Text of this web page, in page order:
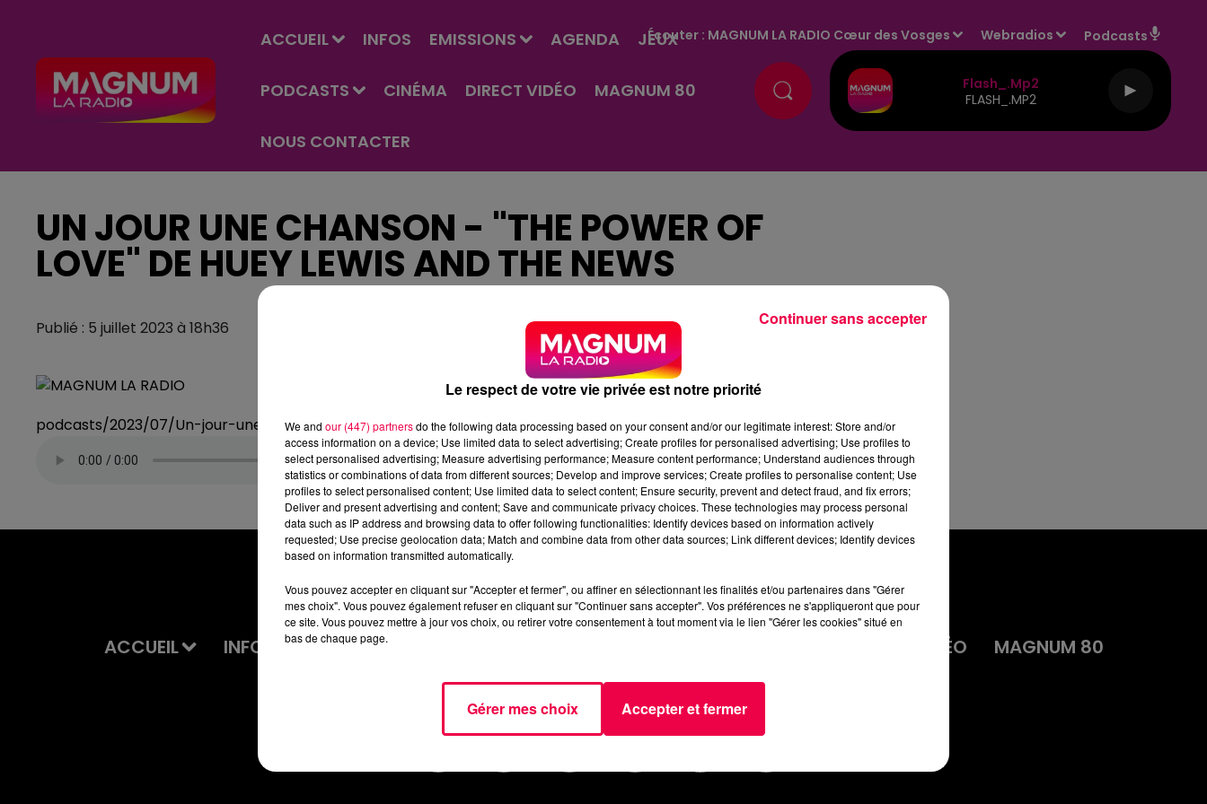
ACCUEIL INFOS EMISSIONS AGENDA JEUX
PODCASTS CINÉMA DIRECT VIDÉO MAGNUM 80
NOUS CONTACTER
Écouter : MAGNUM LA RADIO Cœur des Vosges Webradios Podcasts
Flash_.mp2
FLASH_.MP2
UN JOUR UNE CHANSON - "THE POWER OF
LOVE" DE HUEY LEWIS AND THE NEWS
Publié : 5 juillet 2023 à 18h36
podcasts/2023/07/Un-jour-une-chanson-du-mercredi-05-juillet.mp3
ACCUEIL INFOS EMISSIONS DIRECT VIDÉO
MAGNUM 80
NOUS CONTACTER
Le respect de votre vie privée est notre priorité
We and our (447) partnersdo the following data processing based on your consent and/or our legitimate interest: Store and/or
access information on a device; Use limited data to select advertising; Create profiles for personalised advertising; Use profiles to
select personalised advertising; Measure advertising performance; Measure content performance; Understand audiences through
statistics or combinations of data from different sources; Develop and improve services; Create profiles to personalise content; Use
profiles to select personalised content; Use limited data to select content; Ensure security, prevent and detect fraud, and fix errors;
Deliver and present advertising and content; Save and communicate privacy choices. These technologies may process personal
data such as IP address and browsing data to offer following functionalities: Identify devices based on information actively
requested; Use precise geolocation data; Match and combine data from other data sources; Link different devices; Identify devices
based on information transmitted automatically.
Vous pouvez accepter en cliquant sur "Accepter et fermer", ou affiner en sélectionnant les finalités et/ou partenaires dans "Gérer
mes choix". Vous pouvez également refuser en cliquant sur "Continuer sans accepter". Vos préférences ne s'appliqueront que pour
ce site. Vous pouvez mettre à jour vos choix, ou retirer votre consentement à tout moment via le lien "Gérer les cookies" situé en
bas de chaque page.
Gérer mes choix Accepter et fermer
Continuer sans accepter